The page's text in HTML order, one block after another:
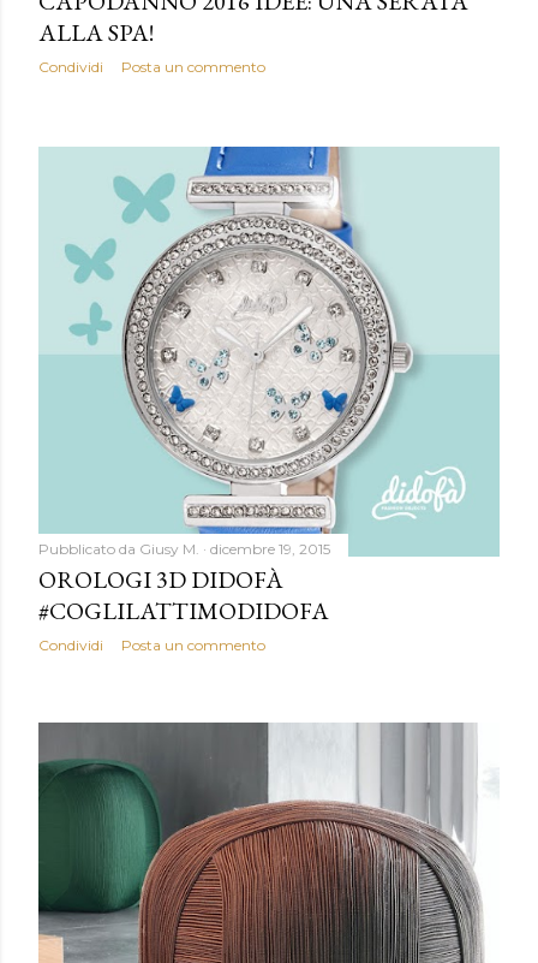
ALLA SPA!
Condividi Posta un commento
Pubblicato da Giusy M. dicembre 19, 2015
OROLOGI 3D DIDOFÀ
#COGLILATTIMODIDOFA
Condividi Posta un commento